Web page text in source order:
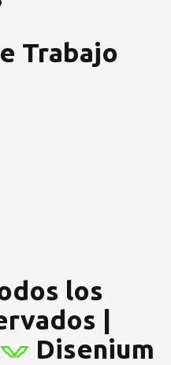
Trabajo
los
|
Disenium